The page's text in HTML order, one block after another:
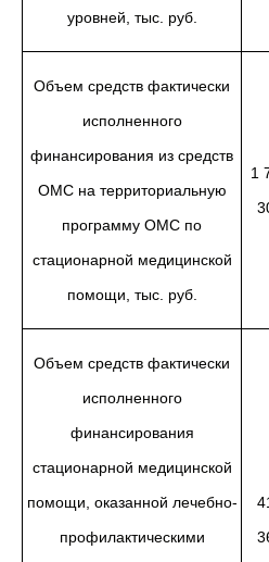
уровней, тыс. руб.
Объем средств фактически
исполненного
финансирования из средств
ОМС на территориальную
программу ОМС по
стационарной медицинской
помощи, тыс. руб.
1
Объем средств фактически
исполненного
финансирования
стационарной медицинской
помощи, оказанной лечебно-
профилактическими